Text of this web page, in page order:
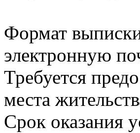
Формат
электронную
Требуется
места
Срок оказания